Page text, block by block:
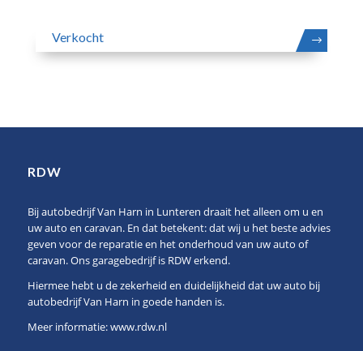
Verkocht
RDW
Bij autobedrijf Van Harn in Lunteren draait het alleen om u en
uw auto en caravan. En dat betekent: dat wij u het beste advies
geven voor de reparatie en het onderhoud van uw auto of
caravan. Ons garagebedrijf is RDW erkend.
Hiermee hebt u de zekerheid en duidelijkheid dat uw auto bij
autobedrijf Van Harn in goede handen is.
Meer informatie:www.rdw.nl